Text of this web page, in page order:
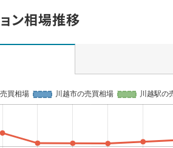
ン相場推移